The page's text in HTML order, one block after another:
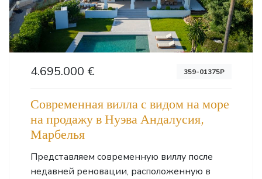
4.695.000 € 359-01375P
Современная вилла с видом на море
на продажу в Нуэва Андалусия,
Марбелья
Представляем современную виллу после
недавней реновации, расположенную в